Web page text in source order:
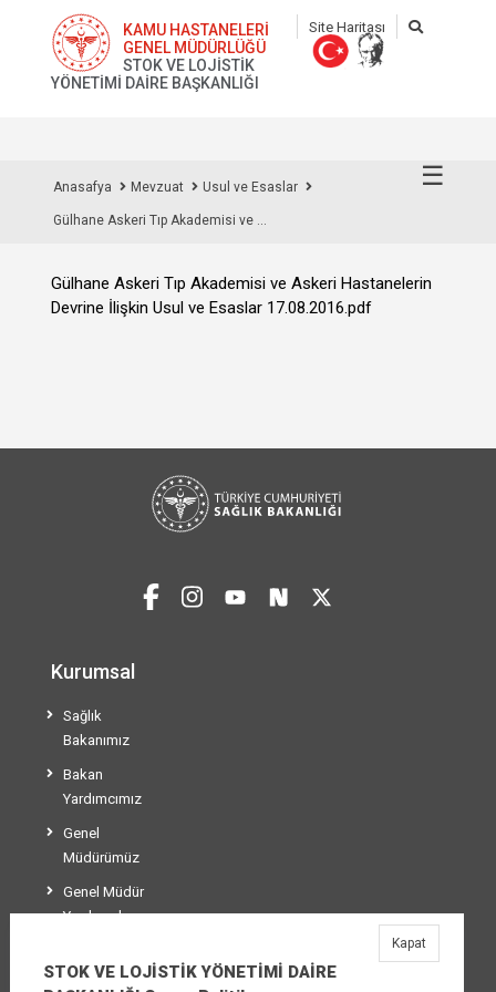
KAMU HASTANELERİ
GENEL MÜDÜRLÜĞÜ
STOK VE LOJİSTİK
YÖNETİMİ DAİRE BAŞKANLIĞI
Site Haritası
☰
Anasafya Mevzuat Usul ve Esaslar
Gülhane Askeri Tıp Akademisi ve ...
Gülhane Askeri Tıp Akademisi ve Askeri Hastanelerin
Devrine İlişkin Usul ve Esaslar 17.08.2016.pdf
Kurumsal
Sağlık
Bakanımız
Bakan
Yardımcımız
Genel
Müdürümüz
Genel Müdür
Yardımcılarımız
STOK VE LOJİSTİK YÖNETİMİ DAİRE
Kapat